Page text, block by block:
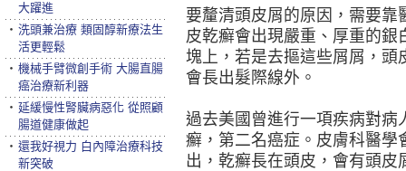
要釐清頭皮屑的原因，需要
皮乾癬會出現嚴重、厚重的
塊上，若是去摳這些屑屑，頭
會長出髮際線外。
過去美國曾進行一項疾病對病
癬，第二名癌症。皮膚科醫學
出，乾癬長在頭皮，會有頭
大躍進
‧ 洗頭兼治療 類固醇新療法生
活更輕鬆
‧ 機械手臂微創手術 大腸直腸
癌治療新利器
‧ 延緩慢性腎臟病惡化 從照顧
腸道健康做起
‧ 還我好視力 白內障治療科技
新突破